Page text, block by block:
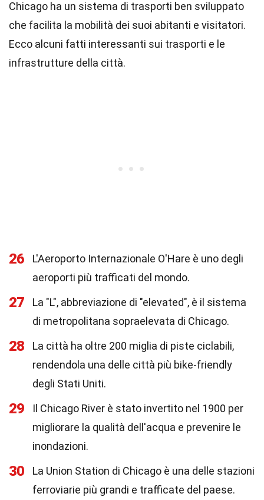
Chicago ha un sistema di trasporti ben sviluppato
che facilita la mobilità dei suoi abitanti e visitatori.
Ecco alcuni fatti interessanti sui trasporti e le
infrastrutture della città.
26
L'Aeroporto Internazionale O'Hare è uno degli
aeroporti più trafficati del mondo.
27
La "L", abbreviazione di "elevated", è il sistema
di metropolitana sopraelevata di Chicago.
28
La città ha oltre 200 miglia di piste ciclabili,
rendendola una delle città più bike-friendly
degli Stati Uniti.
29
Il Chicago River è stato invertito nel 1900 per
migliorare la qualità dell'acqua e prevenire le
inondazioni.
30
La Union Station di Chicago è una delle stazioni
ferroviarie più grandi e trafficate del paese.